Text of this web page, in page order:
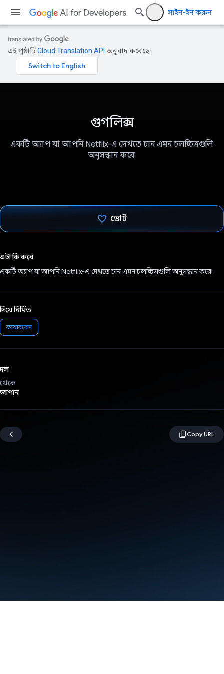
সাইন-ইন করুন
এই পৃষ্ঠাটিCloud Translation API অনুবাদ করেছে।
গুগলিক্স
একটি অ্যাপ যা আপনি Netflix-এ দেখতে চান এমন চলচ্চিত্রগুলি
অনুসন্ধান করে৷
ভোট
এটা কি করে
একটি অ্যাপ যা আপনি Netflix-এ দেখতে চান এমন চলচ্চিত্রগুলি অনুসন্ধান করে৷
দিয়ে নির্মিত
ফায়ারবেস
দল
থেকে
জাপান